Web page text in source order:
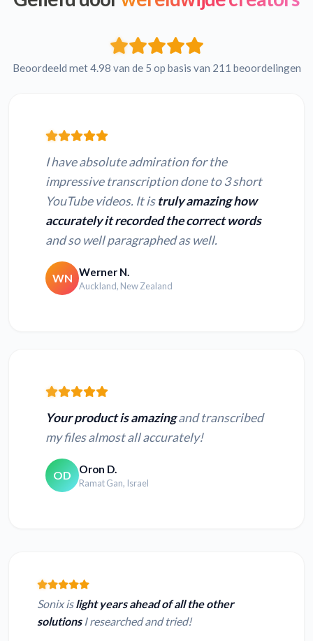
Beoordeeld met 4.98 van de 5 op basis van 211 beoordelingen
I have absolute admiration for the
impressive transcription done to 3 short
YouTube videos. It istruly amazing how
accurately it recorded the correct words
and so well paragraphed as well.
WN Werner N.
Auckland, New Zealand
Your product is amazingand transcribed
my files almost all accurately!
OD Oron D.
Ramat Gan, Israel
Sonix islight years ahead of all the other
solutionsI researched and tried!